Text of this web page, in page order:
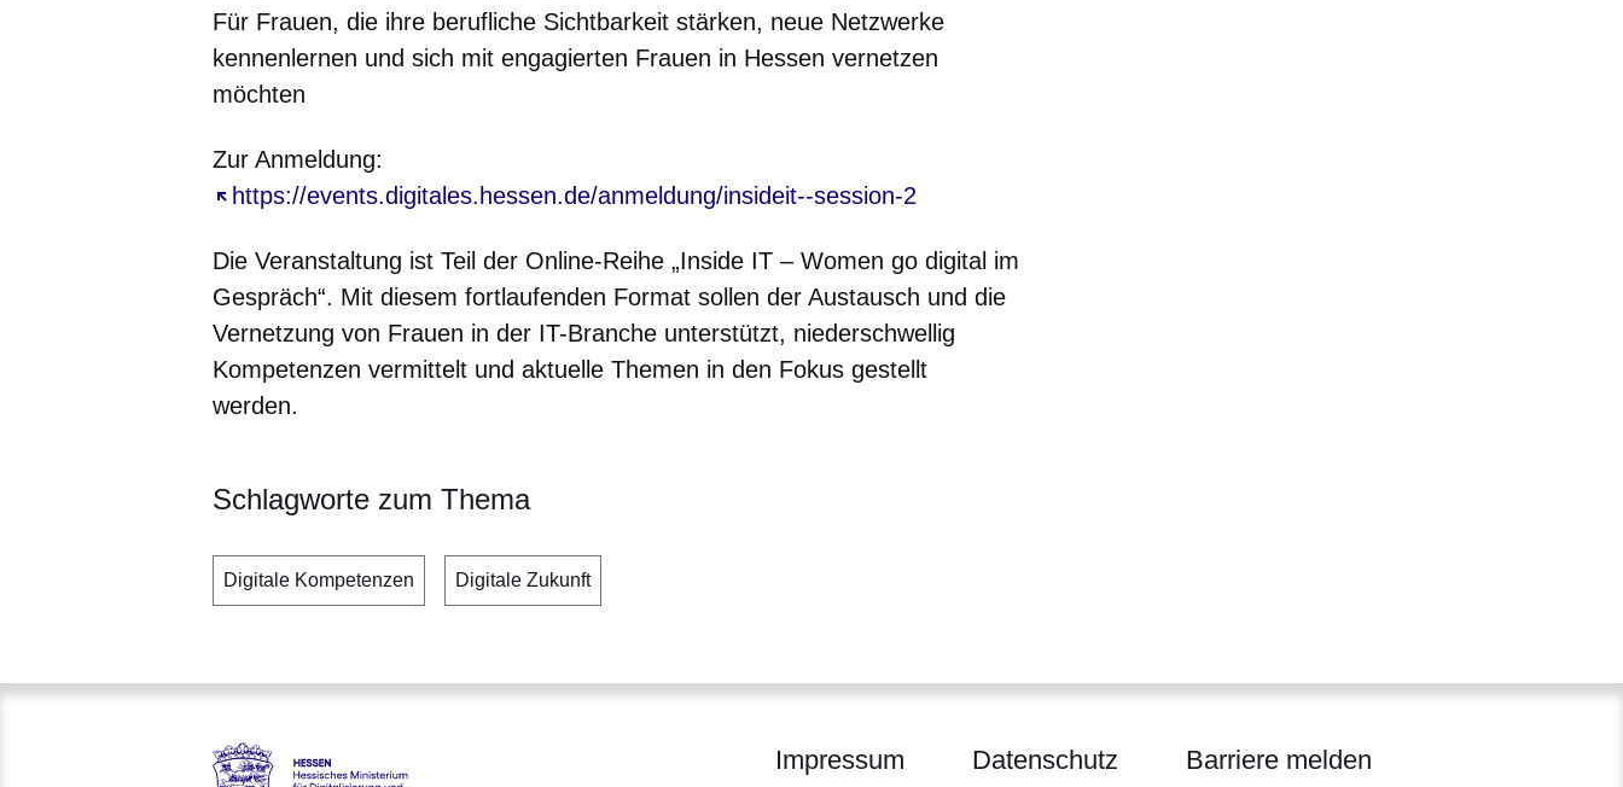
Für Frauen, die ihre berufliche Sichtbarkeit stärken, neue Netzwerke
kennenlernen und sich mit engagierten Frauen in Hessen vernetzen
möchten
Zur Anmeldung:
https://events.digitales.hessen.de/anmeldung/insideit--session-2
Öffnet sich in einem neuen Fenster
Die Veranstaltung ist Teil der Online-Reihe „Inside IT – Women go digital im
Gespräch“. Mit diesem fortlaufenden Format sollen der Austausch und die
Vernetzung von Frauen in der IT-Branche unterstützt, niederschwellig
Kompetenzen vermittelt und aktuelle Themen in den Fokus gestellt
werden.
Schlagworte zum Thema
Digitale Kompetenzen Digitale Zukunft
Impressum Datenschutz
Barriere melden